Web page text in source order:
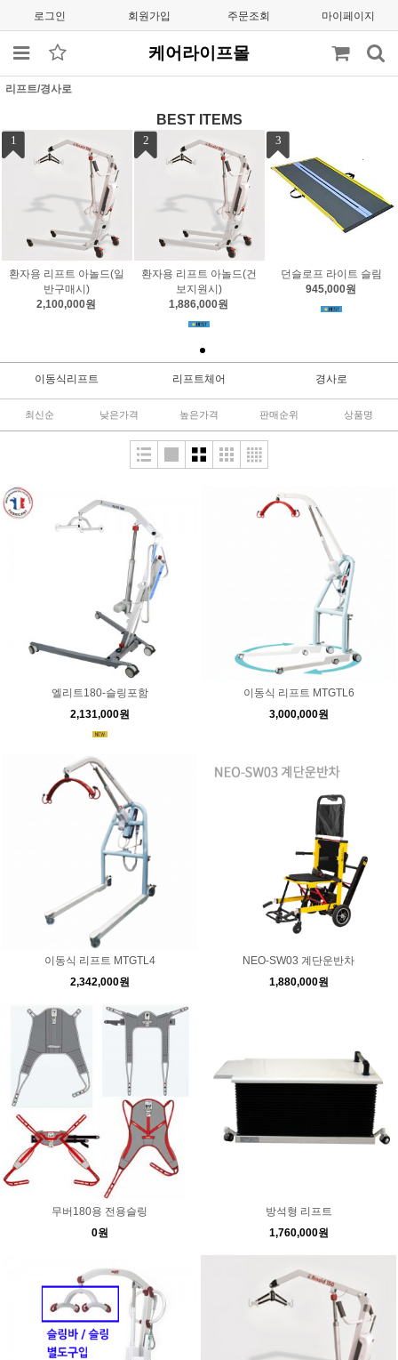
로그인 회원가입 주문조회 마이페이지
케어라이프몰
리프트/경사로
BEST ITEMS
1
환자용 리프트 아놀드(일
반구매시)
2,100,000원
2
환자용 리프트 아놀드(건
보지원시)
1,886,000원
3
던슬로프 라이트 슬림
945,000원
이동식리프트 리프트체어 경사로
최신순 낮은가격 높은가격 판매순위 상품명
엘리트180-슬링포함
2,131,000원
이동식 리프트 MTGTL6
3,000,000원
이동식 리프트 MTGTL4
2,342,000원
NEO-SW03 계단운반차
1,880,000원
무버180용 전용슬링
0원
방석형 리프트
1,760,000원